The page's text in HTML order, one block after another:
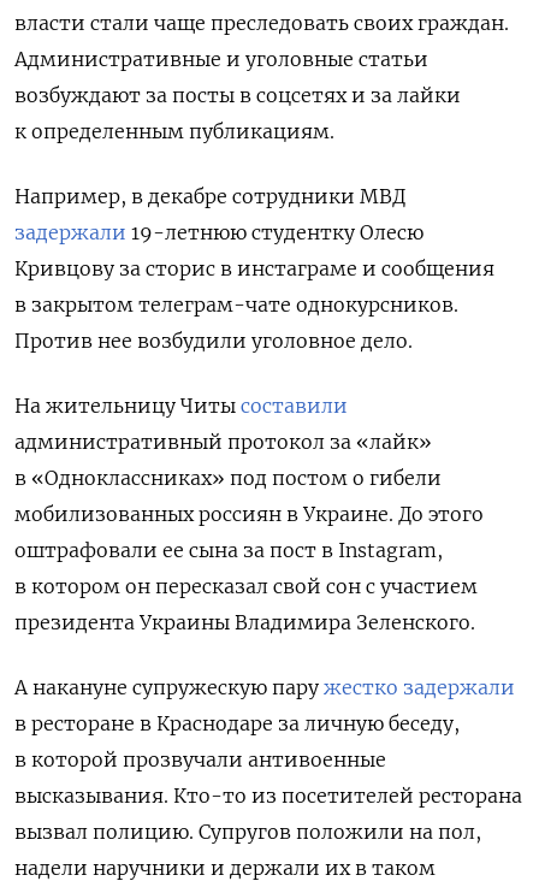
власти стали чаще преследовать своих граждан.
Административные и уголовные статьи
возбуждают за посты в соцсетях и за лайки
к определенным публикациям.
Например, в декабре сотрудники МВД
задержали 19-летнюю студентку Олесю
Кривцову за сторис в инстаграме и сообщения
в закрытом телеграм-чате однокурсников.
Против нее возбудили уголовное дело.
На жительницу Читы составили
административный протокол за «лайк»
в «Одноклассниках» под постом о гибели
мобилизованных россиян в Украине. До этого
оштрафовали ее сына за пост в Instagram,
в котором он пересказал свой сон с участием
президента Украины Владимира Зеленского.
А накануне супружескую пару жестко задержали
в ресторане в Краснодаре за личную беседу,
в которой прозвучали антивоенные
высказывания. Кто-то из посетителей ресторана
вызвал полицию. Супругов положили на пол,
надели наручники и держали их в таком